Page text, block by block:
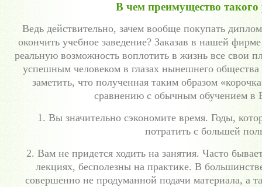
В чем преимущество
Ведь действительно, зачем вообще покупать
окончить учебное заведение? Заказав в нашей
реальную возможность воплотить в жизнь все свои
успешным человеком в глазах нынешнего
заметить, что полученная таким образом
сравнению с обычным обучением в
1. Вы значительно сэкономите время. Годы,
потратить с большей
2. Вам не придется ходить на занятия. Часто
лекциях, бесполезны на практике. В
совершенно не продуманной подачи материала, а